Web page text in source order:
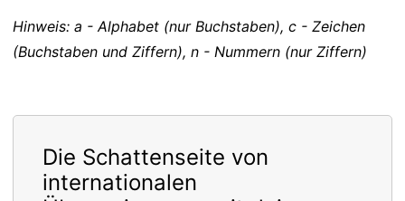
Hinweis: a - Alphabet (nur Buchstaben), c - Zeichen
(Buchstaben und Ziffern), n - Nummern (nur Ziffern)
Die Schattenseite von
internationalen